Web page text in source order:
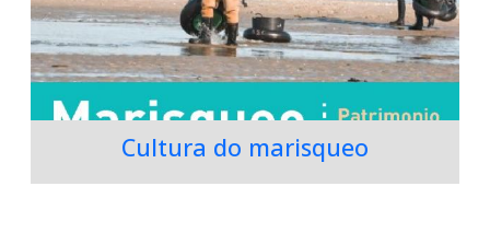
Cultura do marisqueo